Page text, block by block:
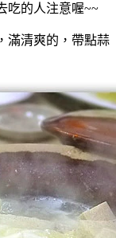
吃的人注意喔~~
滿清爽的，帶點蒜